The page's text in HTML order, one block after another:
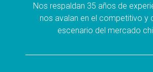
Nos respaldan 35 años de
nos avalan en el competitivo y
escenario del mercado